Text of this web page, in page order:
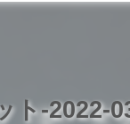
ト-2022-